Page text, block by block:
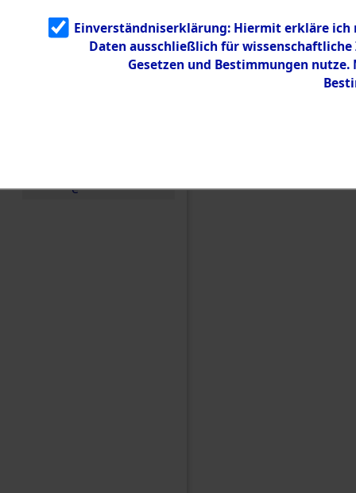
g
5.3.3
Todesmärsch
e
Einverständniserklärung: Hiermit erkläre ich
Daten ausschließlich für
Gesetzen und Bestimmungen